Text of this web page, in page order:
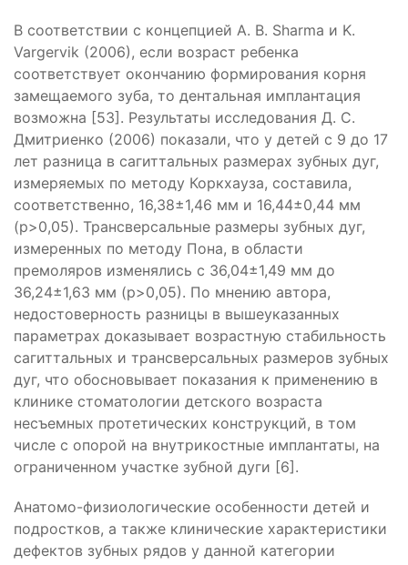
В соответствии с концепцией А. B. Sharma и K.
Vargervik (2006), если возраст ребенка
соответствует окончанию формирования корня
замещаемого зуба, то дентальная имплантация
возможна [53]. Результаты исследования Д. С.
Дмитриенко (2006) показали, что у детей с 9 до 17
лет разница в сагиттальных размерах зубных дуг,
измеряемых по методу Коркхауза, составила,
соответственно, 16,38±1,46 мм и 16,44±0,44 мм
(р>0,05). Трансверсальные размеры зубных дуг,
измеренных по методу Пона, в области
премоляров изменялись с 36,04±1,49 мм до
36,24±1,63 мм (р>0,05). По мнению автора,
недостоверность разницы в вышеуказанных
параметрах доказывает возрастную стабильность
сагиттальных и трансверсальных размеров зубных
дуг, что обосновывает показания к применению в
клинике стоматологии детского возраста
несъемных протетических конструкций, в том
числе с опорой на внутрикостные имплантаты, на
ограниченном участке зубной дуги [6].
Анатомо-физиологические особенности детей и
подростков, а также клинические характеристики
дефектов зубных рядов у данной категории